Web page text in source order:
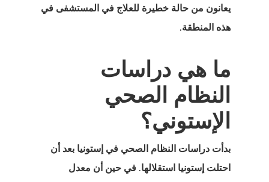
يعانون من حالة خطيرة للعلاج في المستشفى في
هذه المنطقة.
ما هي دراسات
النظام الصحي
الإستوني؟
بدأت دراسات النظام الصحي في إستونيا بعد أن
احتلت إستونيا استقلالها. في حين أن معدل
تأشيرة بدء
في لاتفيا
المملكة
للمبتكرين
الناشئة